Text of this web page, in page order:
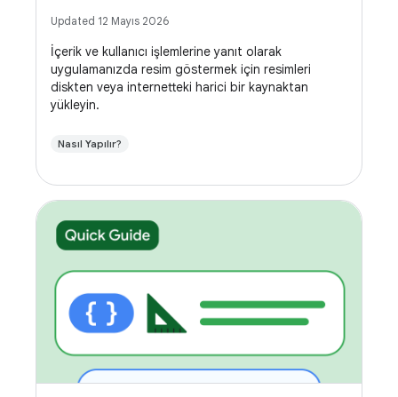
Updated 12 Mayıs 2026
İçerik ve kullanıcı işlemlerine yanıt olarak
uygulamanızda resim göstermek için resimleri
diskten veya internetteki harici bir kaynaktan
yükleyin.
Nasıl Yapılır?